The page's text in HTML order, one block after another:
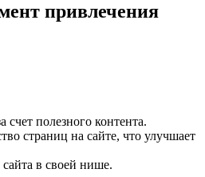
привлечения
счет полезного контента.
страниц на сайте, что улучшает
сайта в своей нише.